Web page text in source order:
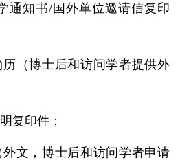
通知书/国外单位邀请信复印
历（博士后和访问学者提供外
复印件；
外文，博士后和访问学者申请